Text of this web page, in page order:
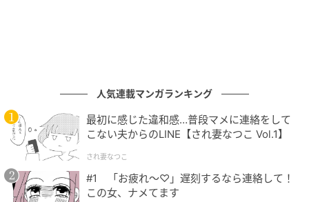
オレンジページnet
フライパンでもOKですし、私は少し拭き取ってグリル
人気連載マンガランキング
最初に感じた違和感…普段マメに連絡をして
こない夫からのLINE【され妻なつこ Vol.1】
され妻なつこ
#1 「お疲れ〜♡」遅刻するなら連絡して！
この女、ナメてます